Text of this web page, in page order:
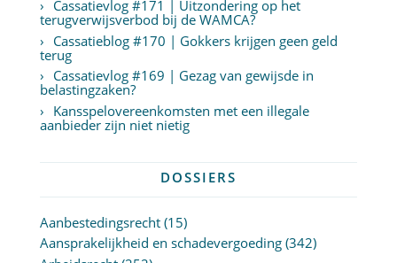
Cassatievlog #171 | Uitzondering op het
terugverwijsverbod bij de WAMCA?
Cassatieblog #170 | Gokkers krijgen geen geld
terug
Cassatievlog #169 | Gezag van gewijsde in
belastingzaken?
Kansspelovereenkomsten met een illegale
aanbieder zijn niet nietig
DOSSIERS
Aanbestedingsrecht(15)
Aansprakelijkheid en schadevergoeding(342)